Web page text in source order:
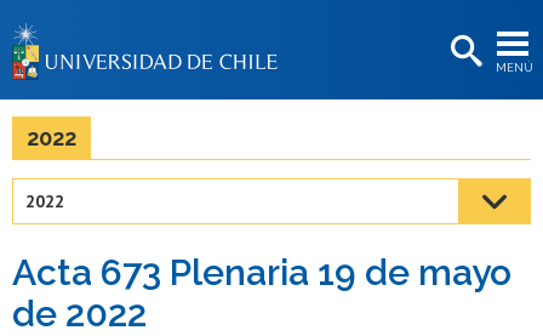
MENÚ
BIBLIOTECAS
Estudiantes
Académicas/os
2022
2022
Acta 673 Plenaria 19 de mayo
de 2022